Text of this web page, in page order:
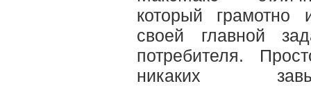
который грамотно
своей главной
потребителя.
никаких